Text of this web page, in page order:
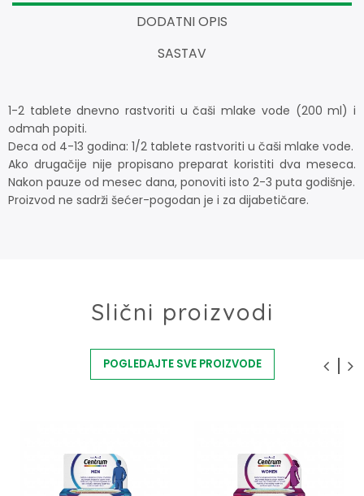
DODATNI OPIS
SASTAV
1-2 tablete dnevno rastvoriti u čaši mlake vode (200 ml) i
odmah popiti.
Deca od 4-13 godina: 1/2 tablete rastvoriti u čaši mlake vode.
Ako drugačije nije propisano preparat koristiti dva meseca.
Nakon pauze od mesec dana, ponoviti isto 2-3 puta godišnje.
Proizvod ne sadrži šećer-pogodan je i za dijabetičare.
Slični proizvodi
POGLEDAJTE SVE PROIZVODE